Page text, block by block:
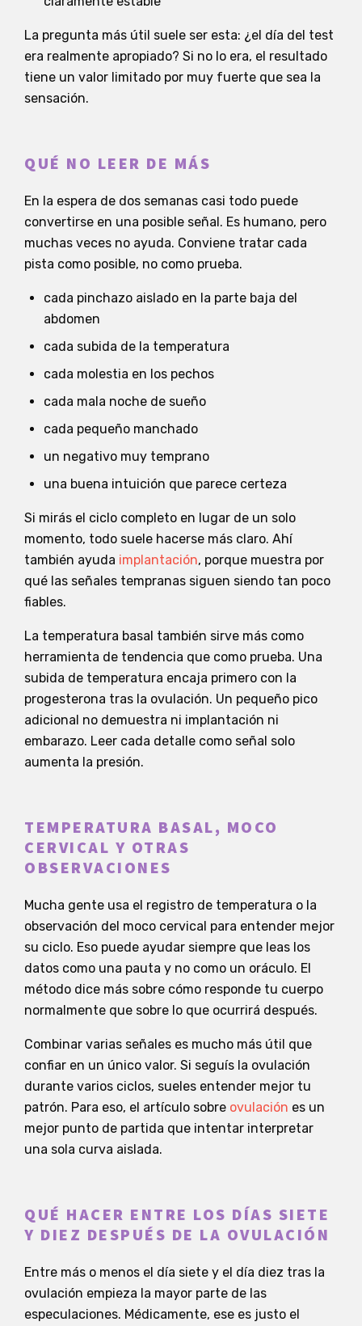
La pregunta más útil suele ser esta: ¿el día del test
era realmente apropiado? Si no lo era, el resultado
tiene un valor limitado por muy fuerte que sea la
sensación.
QUÉ NO LEER DE MÁS
En la espera de dos semanas casi todo puede
convertirse en una posible señal. Es humano, pero
muchas veces no ayuda. Conviene tratar cada
pista como posible, no como prueba.
cada pinchazo aislado en la parte baja del
abdomen
cada subida de la temperatura
cada molestia en los pechos
cada mala noche de sueño
cada pequeño manchado
un negativo muy temprano
una buena intuición que parece certeza
Si mirás el ciclo completo en lugar de un solo
momento, todo suele hacerse más claro. Ahí
también ayuda implantación, porque muestra por
qué las señales tempranas siguen siendo tan poco
fiables.
La temperatura basal también sirve más como
herramienta de tendencia que como prueba. Una
subida de temperatura encaja primero con la
progesterona tras la ovulación. Un pequeño pico
adicional no demuestra ni implantación ni
embarazo. Leer cada detalle como señal solo
aumenta la presión.
TEMPERATURA BASAL, MOCO
CERVICAL Y OTRAS
OBSERVACIONES
Mucha gente usa el registro de temperatura o la
observación del moco cervical para entender mejor
su ciclo. Eso puede ayudar siempre que leas los
datos como una pauta y no como un oráculo. El
método dice más sobre cómo responde tu cuerpo
normalmente que sobre lo que ocurrirá después.
Combinar varias señales es mucho más útil que
confiar en un único valor. Si seguís la ovulación
durante varios ciclos, sueles entender mejor tu
patrón. Para eso, el artículo sobre ovulación es un
mejor punto de partida que intentar interpretar
una sola curva aislada.
QUÉ HACER ENTRE LOS DÍAS SIETE
Y DIEZ DESPUÉS DE LA OVULACIÓN
Entre más o menos el día siete y el día diez tras la
ovulación empieza la mayor parte de las
especulaciones. Médicamente, ese es justo el